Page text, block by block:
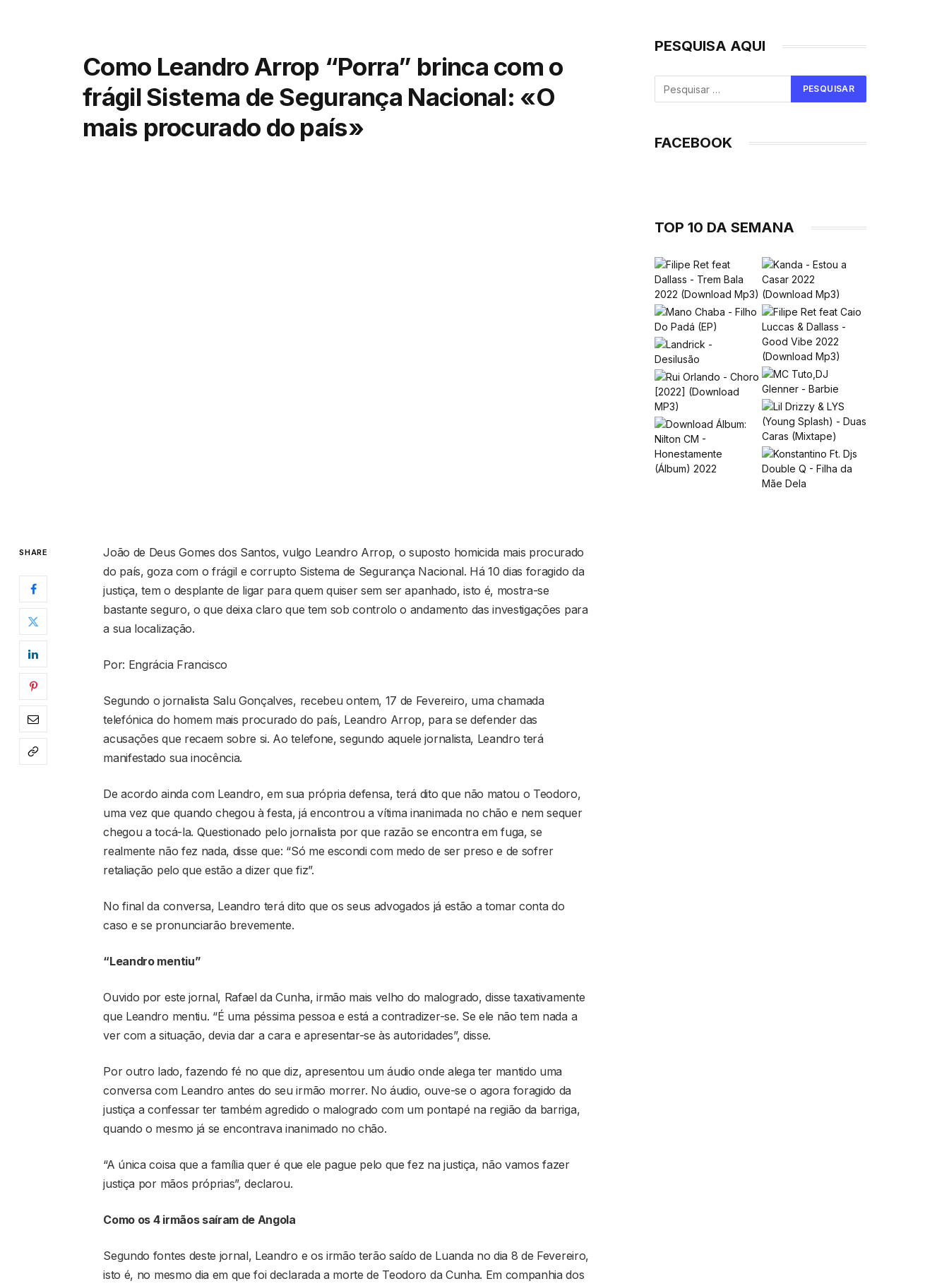
Como Leandro Arrop “Porra” brinca com o
frágil Sistema de Segurança Nacional: «O
mais procurado do país»
SHARE
João de Deus Gomes dos Santos, vulgo Leandro Arrop, o suposto homicida mais procurado
do país, goza com o frágil e corrupto Sistema de Segurança Nacional. Há 10 dias foragido da
justiça, tem o desplante de ligar para quem quiser sem ser apanhado, isto é, mostra-se
bastante seguro, o que deixa claro que tem sob controlo o andamento das investigações para
a sua localização.
Por: Engrácia Francisco
Segundo o jornalista Salu Gonçalves, recebeu ontem, 17 de Fevereiro, uma chamada
telefónica do homem mais procurado do país, Leandro Arrop, para se defender das
acusações que recaem sobre si. Ao telefone, segundo aquele jornalista, Leandro terá
manifestado sua inocência.
De acordo ainda com Leandro, em sua própria defensa, terá dito que não matou o Teodoro,
uma vez que quando chegou à festa, já encontrou a vítima inanimada no chão e nem sequer
chegou a tocá-la. Questionado pelo jornalista por que razão se encontra em fuga, se
realmente não fez nada, disse que: “Só me escondi com medo de ser preso e de sofrer
retaliação pelo que estão a dizer que fiz”.
No final da conversa, Leandro terá dito que os seus advogados já estão a tomar conta do
caso e se pronunciarão brevemente.
“Leandro mentiu”
Ouvido por este jornal, Rafael da Cunha, irmão mais velho do malogrado, disse taxativamente
que Leandro mentiu. “É uma péssima pessoa e está a contradizer-se. Se ele não tem nada a
ver com a situação, devia dar a cara e apresentar-se às autoridades”, disse.
Por outro lado, fazendo fé no que diz, apresentou um áudio onde alega ter mantido uma
conversa com Leandro antes do seu irmão morrer. No áudio, ouve-se o agora foragido da
justiça a confessar ter também agredido o malogrado com um pontapé na região da barriga,
quando o mesmo já se encontrava inanimado no chão.
“A única coisa que a família quer é que ele pague pelo que fez na justiça, não vamos fazer
justiça por mãos próprias”, declarou.
Como os 4 irmãos saíram de Angola
Segundo fontes deste jornal, Leandro e os irmão terão saído de Luanda no dia 8 de Fevereiro,
isto é, no mesmo dia em que foi declarada a morte de Teodoro da Cunha. Em companhia dos
PESQUISA AQUI
FACEBOOK
TOP 10 DA SEMANA